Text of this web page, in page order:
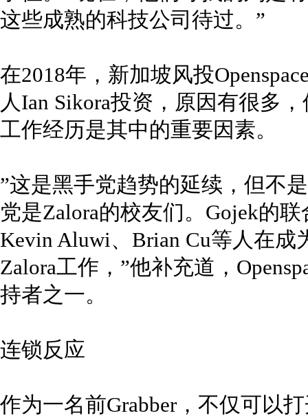
这些成熟的科技公司待过。”
在2018年，新加坡风投
人Ian Sikora投资，原因有很多
工作经历是其中的重要因素。
”这是黑手党趋势的延续，但不
党是Zalora的校友们。Gojek的
Kevin Aluwi、Brian Cu等人在成
Zalora工作，”他补充道，
持者之一。
连锁反应
作为一名前Grabber，不仅可以